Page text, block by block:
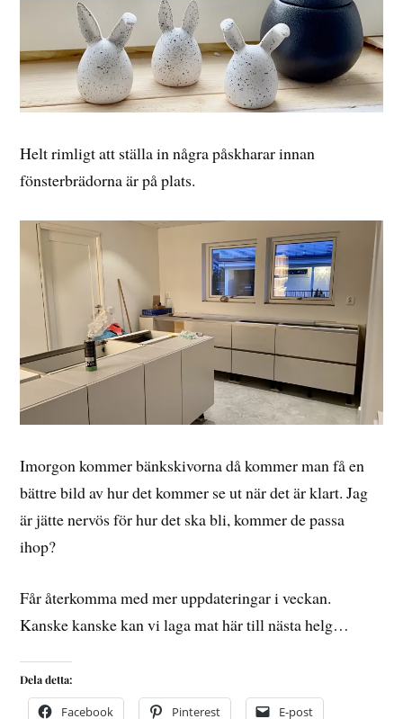
Helt rimligt att ställa in några påskharar innan
fönsterbrädorna är på plats.
Imorgon kommer bänkskivorna då kommer man få en
bättre bild av hur det kommer se ut när det är klart. Jag
är jätte nervös för hur det ska bli, kommer de passa
ihop?
Får återkomma med mer uppdateringar i veckan.
Kanske kanske kan vi laga mat här till nästa helg…
Dela detta:
Facebook Pinterest E-post